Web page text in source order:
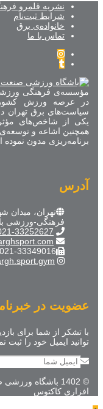
نشریه قلمرو
شرایط ثبت‌نام
خانواده‌ی برق
تماس با ما
مؤسسه‌ی فرهنگی
در عرصه ورزش
سیاست‌های برق تهران
یکی از شاخص‌های مؤثر
همچنین اشاعه و
برنامه‌ریزی مدون نموده
آدرس
تهران، میدان
فرهنگی-ورزشی
33252627
021-33349016
عضویت در
با تشکر از شما برای
توانید ایمیل خود را ثبت
© 1402 باشگاه
افزاری کاکتوس